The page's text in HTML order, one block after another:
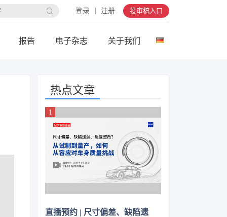
登录 丨 注册 投审稿入口
报告 电子杂志 关于我们
热点文章
直播预约 | 尺寸偏差、缺陷遗